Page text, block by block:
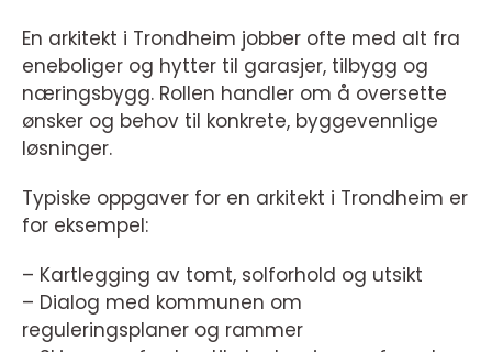
En arkitekt i Trondheim jobber ofte med alt fra
eneboliger og hytter til garasjer, tilbygg og
næringsbygg. Rollen handler om å oversette
ønsker og behov til konkrete, byggevennlige
løsninger.
Typiske oppgaver for en arkitekt i Trondheim er
for eksempel:
– Kartlegging av tomt, solforhold og utsikt
– Dialog med kommunen om
reguleringsplaner og rammer